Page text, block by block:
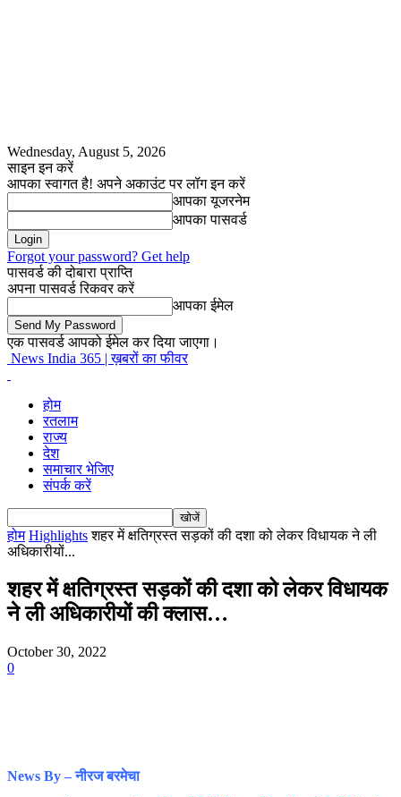
Wednesday, August 5, 2026
साइन इन करें
आपका स्वागत है! अपने अकाउंट पर लॉग इन करें
आपका यूजरनेम
आपका पासवर्ड
Forgot your password? Get help
पासवर्ड की दोबारा प्राप्ति
अपना पासवर्ड रिकवर करें
आपका ईमेल
एक पासवर्ड आपको ईमेल कर दिया जाएगा।
News India 365 | ख़बरों का फीवर
होम
रतलाम
राज्य
देश
समाचार भेजिए
संपर्क करें
होम Highlights शहर में क्षतिग्रस्त सड़कों की दशा को लेकर विधायक ने ली
अधिकारीयों...
शहर में क्षतिग्रस्त सड़कों की दशा को लेकर विधायक
ने ली अधिकारीयों की क्लास…
October 30, 2022
0
News By – नीरज बरमेचा